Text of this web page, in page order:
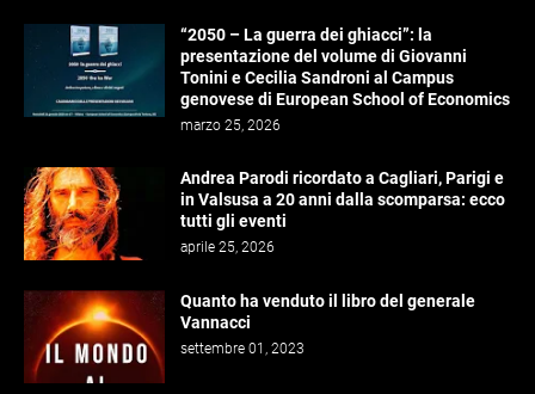
“2050 – La guerra dei ghiacci”: la
presentazione del volume di Giovanni
Tonini e Cecilia Sandroni al Campus
genovese di European School of Economics
marzo 25, 2026
Andrea Parodi ricordato a Cagliari, Parigi e
in Valsusa a 20 anni dalla scomparsa: ecco
tutti gli eventi
aprile 25, 2026
Quanto ha venduto il libro del generale
Vannacci
settembre 01, 2023